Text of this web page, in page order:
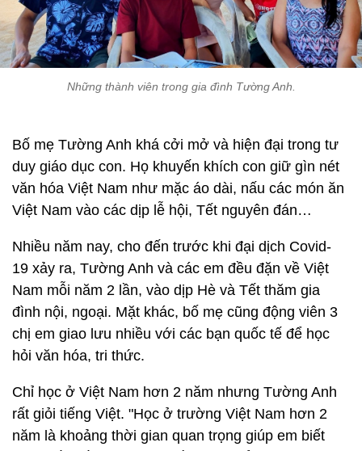
Những thành viên trong gia đình Tường Anh.
Bố mẹ Tường Anh khá cởi mở và hiện đại trong tư
duy giáo dục con. Họ khuyến khích con giữ gìn nét
văn hóa Việt Nam như mặc áo dài, nấu các món ăn
Việt Nam vào các dịp lễ hội, Tết nguyên đán…
Nhiều năm nay, cho đến trước khi đại dịch Covid-
19 xảy ra, Tường Anh và các em đều đặn về Việt
Nam mỗi năm 2 lần, vào dịp Hè và Tết thăm gia
đình nội, ngoại. Mặt khác, bố mẹ cũng động viên 3
chị em giao lưu nhiều với các bạn quốc tế để học
hỏi văn hóa, tri thức.
Chỉ học ở Việt Nam hơn 2 năm nhưng Tường Anh
rất giỏi tiếng Việt. "Học ở trường Việt Nam hơn 2
năm là khoảng thời gian quan trọng giúp em biết